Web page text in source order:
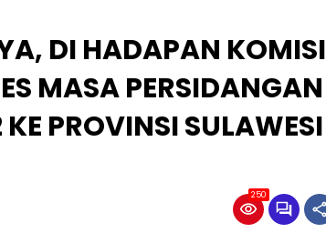
DI HADAPAN KOMISI
MASA PERSIDANGAN
PROVINSI SULAWESI
250